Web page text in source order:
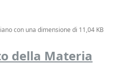
con una dimensione di 11,04 KB
della Materia